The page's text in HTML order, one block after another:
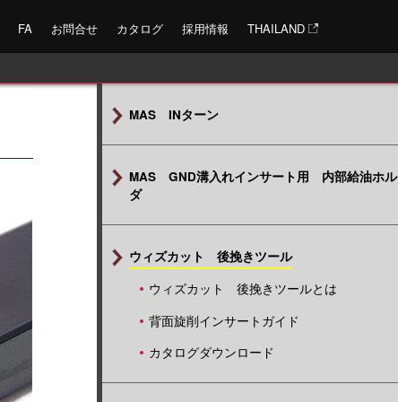
MAS INターン
MAS GND溝入れインサート用 内部給油ホル
ダ
ウィズカット 後挽きツール
ウィズカット 後挽きツールとは
背面旋削インサートガイド
カタログダウンロード
FA お問合せ カタログ 採用情報 THAILAND